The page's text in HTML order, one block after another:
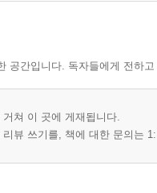
공간입니다. 독자들에게 전하
쳐 이 곳에 게재됩니다.
뷰 쓰기를, 책에 대한 문의는